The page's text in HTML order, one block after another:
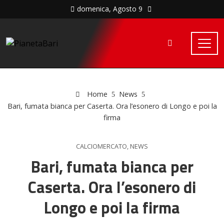
domenica, Agosto 9
Home
News
Bari, fumata bianca per Caserta. Ora l’esonero di Longo e poi la
firma
CALCIOMERCATO, NEWS
Bari, fumata bianca per
Caserta. Ora l’esonero di
Longo e poi la firma